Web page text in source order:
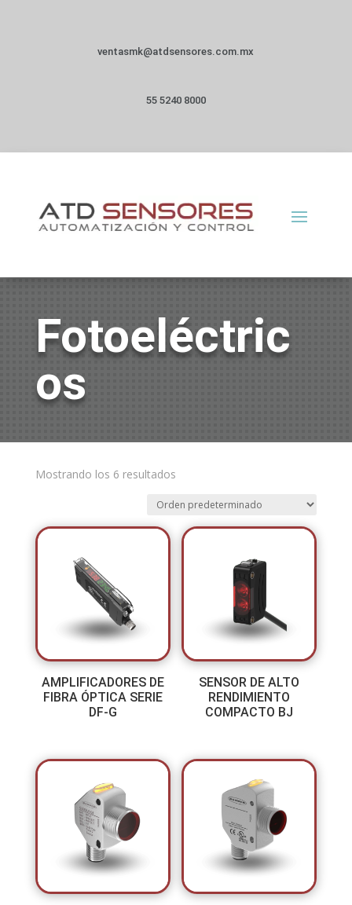
ventasmk@atdsensores.com.mx
55 5240 8000
Fotoeléctric
os
Mostrando los 6 resultados
AMPLIFICADORES DE
FIBRA ÓPTICA SERIE
DF-G
SENSOR DE ALTO
RENDIMIENTO
COMPACTO BJ